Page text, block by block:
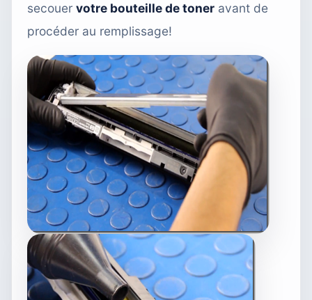
secouer votre bouteille de toner avant de
procéder au remplissage!